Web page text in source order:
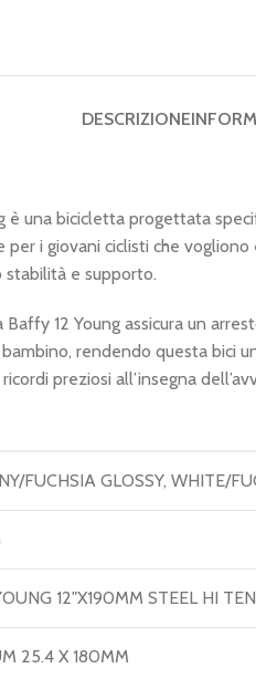
DESCRIZIONE
è una bicicletta progettata
i giovani ciclisti che
e supporto.
12 Young assicura un
rendendo questa bici
preziosi all’insegna
FUCHSIA GLOSSY, WHITE/
12"X190MM STEEL HI
25.4 X 180MM